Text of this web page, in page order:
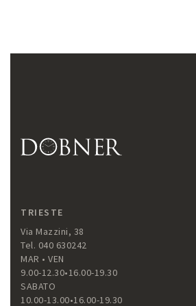
TRIESTE
Via Mazzini, 38
Tel. 040 630242
MAR • VEN
9.00-12.30•16.00-19.30
SABATO
10.00-13.00•16.00-19.30